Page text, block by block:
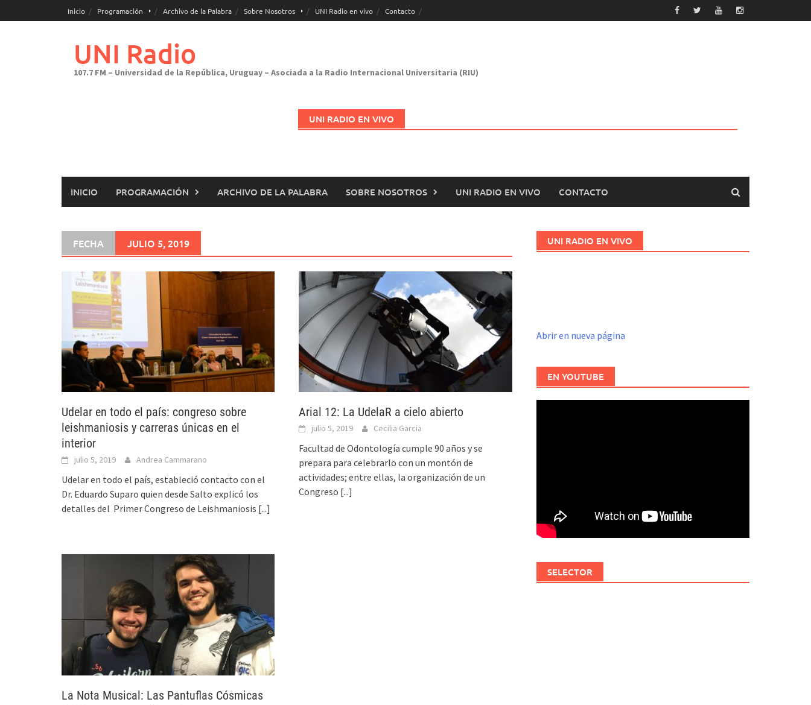
al
Inicio Programación Archivo de la Palabra Sobre Nosotros UNI Radio en vivo Contacto
UNI Radio
107.7 FM – Universidad de la República, Uruguay – Asociada a la Radio Internacional Universitaria (RIU)
UNI RADIO EN VIVO
INICIO PROGRAMACIÓN ARCHIVO DE LA PALABRA SOBRE NOSOTROS UNI RADIO EN VIVO CONTACTO
FECHA JULIO 5, 2019
Udelar en todo el país: congreso sobre
leishmaniosis y carreras únicas en el
interior
julio 5, 2019 Andrea Cammarano
Udelar en todo el país, estableció contacto con el
Dr. Eduardo Suparo quien desde Salto explicó los
detalles del Primer Congreso de Leishmaniosis [...]
Arial 12: La UdelaR a cielo abierto
julio 5, 2019 Cecilia Garcia
Facultad de Odontología cumple 90 años y se
prepara para celebrarlo con un montón de
actividades; entre ellas, la organización de un
Congreso [...]
La Nota Musical: Las Pantuflas Cósmicas
UNI RADIO EN VIVO
Abrir en nueva página
EN YOUTUBE
SELECTOR